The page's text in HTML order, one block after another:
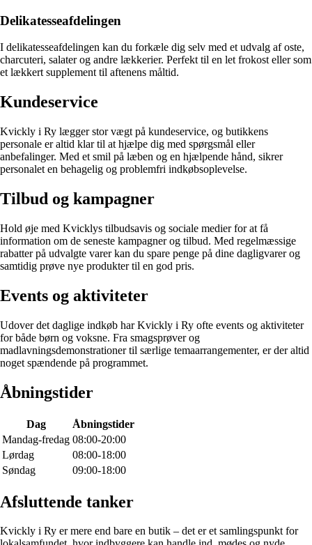
Delikatesseafdelingen
I delikatesseafdelingen kan du forkæle dig selv med et udvalg af oste,
charcuteri, salater og andre lækkerier. Perfekt til en let frokost eller som
et lækkert supplement til aftenens måltid.
Kundeservice
Kvickly i Ry lægger stor vægt på kundeservice, og butikkens
personale er altid klar til at hjælpe dig med spørgsmål eller
anbefalinger. Med et smil på læben og en hjælpende hånd, sikrer
personalet en behagelig og problemfri indkøbsoplevelse.
Tilbud og kampagner
Hold øje med Kvicklys tilbudsavis og sociale medier for at få
information om de seneste kampagner og tilbud. Med regelmæssige
rabatter på udvalgte varer kan du spare penge på dine dagligvarer og
samtidig prøve nye produkter til en god pris.
Events og aktiviteter
Udover det daglige indkøb har Kvickly i Ry ofte events og aktiviteter
for både børn og voksne. Fra smagsprøver og
madlavningsdemonstrationer til særlige temaarrangementer, er der altid
noget spændende på programmet.
Åbningstider
Dag
Åbningstider
Mandag-fredag 08:00-20:00
Lørdag
08:00-18:00
Søndag
09:00-18:00
Afsluttende tanker
Kvickly i Ry er mere end bare en butik – det er et samlingspunkt for